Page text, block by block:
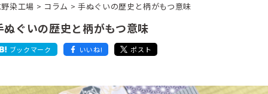
染工場 > コラム > 手ぬぐいの歴史と柄がもつ意味
ぬぐいの歴史と柄がもつ意味
ブックマーク いいね! ポスト